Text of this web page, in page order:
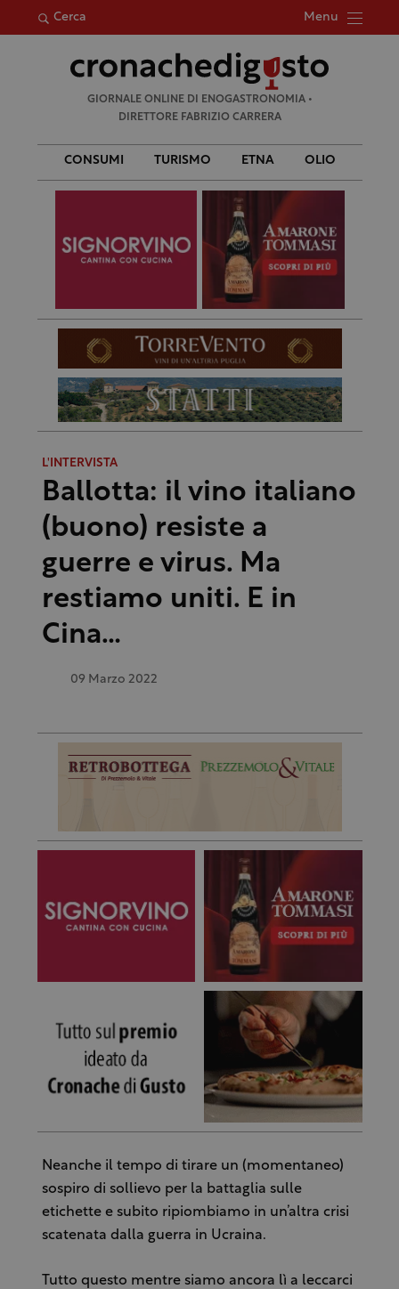
Cerca Menu
per:
GIORNALE ONLINE DI ENOGASTRONOMIA •
DIRETTORE FABRIZIO CARRERA
CONSUMI TURISMO ETNA OLIO
L'INTERVISTA
Ballotta: il vino italiano
(buono) resiste a
guerre e virus. Ma
restiamo uniti. E in
Cina…
09 Marzo 2022
Neanche il tempo di tirare un (momentaneo)
sospiro di sollievo per la battaglia sulle
etichette e subito ripiombiamo in un’altra crisi
scatenata dalla guerra in Ucraina.
Tutto questo mentre siamo ancora lì a leccarci